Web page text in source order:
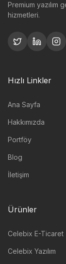
Premium yazılım
hizmetleri.
Hızlı Linkler
Ana Sayfa
Hakkımızda
Portföy
Blog
İletişim
Ürünler
Celebix E-Ticaret
Celebix Yazılım